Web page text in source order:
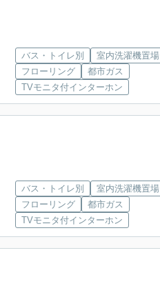
バス・トイレ別 室内洗濯機置場
フローリング
都市ガス
TVモニタ付インターホン
バス・トイレ別 室内洗濯機置場
フローリング
都市ガス
TVモニタ付インターホン